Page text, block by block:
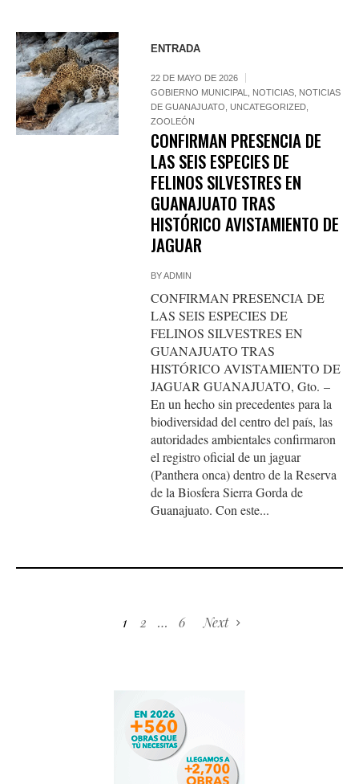
ENTRADA
22 DE MAYO DE 2026
GOBIERNO MUNICIPAL
NOTICIAS NOTICIAS
DE GUANAJUATO ,UNCATEGORIZED
ZOOLEÓN
CONFIRMAN PRESENCIA DE
LAS SEIS ESPECIES DE
FELINOS SILVESTRES EN
GUANAJUATO TRAS
HISTÓRICO AVISTAMIENTO DE
JAGUAR
BYADMIN
CONFIRMAN PRESENCIA DE
LAS SEIS ESPECIES DE
FELINOS SILVESTRES EN
GUANAJUATO TRAS
HISTÓRICO AVISTAMIENTO DE
JAGUAR GUANAJUATO, Gto. –
En un hecho sin precedentes para la
biodiversidad del centro del país, las
autoridades ambientales confirmaron
el registro oficial de un jaguar
(Panthera onca) dentro de la Reserva
de la Biosfera Sierra Gorda de
Guanajuato. Con este...
1 2 … 6 Next